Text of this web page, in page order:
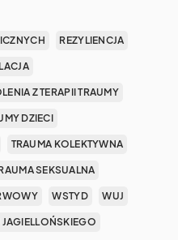
REZYLIENCJA
Z TERAPII TRAUMY
DZIECI
TRAUMA KOLEKTYWNA
SEKSUALNA
WSTYD WUJ